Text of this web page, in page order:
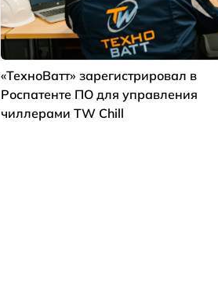
«ТехноВатт» зарегистрировал в
Роспатенте ПО для управления
чиллерами TW Chill